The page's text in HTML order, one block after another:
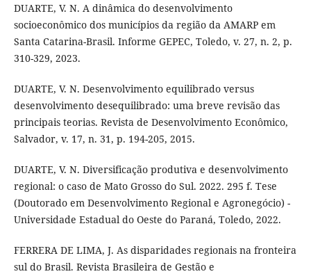
DUARTE, V. N. A dinâmica do desenvolvimento
socioeconômico dos municípios da região da AMARP em
Santa Catarina-Brasil. Informe GEPEC, Toledo, v. 27, n. 2, p.
310-329, 2023.
DUARTE, V. N. Desenvolvimento equilibrado versus
desenvolvimento desequilibrado: uma breve revisão das
principais teorias. Revista de Desenvolvimento Econômico,
Salvador, v. 17, n. 31, p. 194-205, 2015.
DUARTE, V. N. Diversificação produtiva e desenvolvimento
regional: o caso de Mato Grosso do Sul. 2022. 295 f. Tese
(Doutorado em Desenvolvimento Regional e Agronegócio) -
Universidade Estadual do Oeste do Paraná, Toledo, 2022.
FERRERA DE LIMA, J. As disparidades regionais na fronteira
sul do Brasil. Revista Brasileira de Gestão e